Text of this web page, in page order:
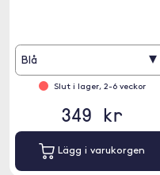
Blå ▾
Slut i lager, 2-6 veckor
349 kr
Lägg i varukorgen